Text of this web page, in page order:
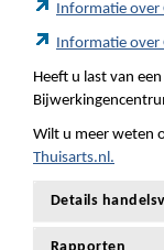
Informatie over
Informatie over
Heeft u last van
Wilt u meer weten
Thuisarts.nl.
Details